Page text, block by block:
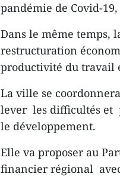
pandémie de Covid-
Dans le même temps,
restructuration
productivité du travail
La ville se
lever les difficultés et
le développement.
Elle va proposer au
financier régional